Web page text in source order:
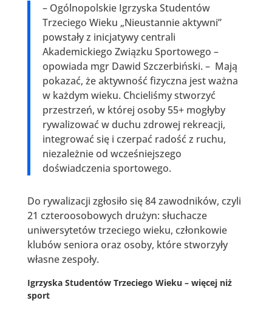
– Ogólnopolskie Igrzyska Studentów
Trzeciego Wieku „Nieustannie aktywni”
powstały z inicjatywy centrali
Akademickiego Związku Sportowego –
opowiada mgr Dawid Szczerbiński. – Mają
pokazać, że aktywność fizyczna jest ważna
w każdym wieku. Chcieliśmy stworzyć
przestrzeń, w której osoby 55+ mogłyby
rywalizować w duchu zdrowej rekreacji,
integrować się i czerpać radość z ruchu,
niezależnie od wcześniejszego
doświadczenia sportowego.
Do rywalizacji zgłosiło się 84 zawodników, czyli
21 czteroosobowych drużyn: słuchacze
uniwersytetów trzeciego wieku, członkowie
klubów seniora oraz osoby, które stworzyły
własne zespoły.
Igrzyska Studentów Trzeciego Wieku – więcej niż
sport